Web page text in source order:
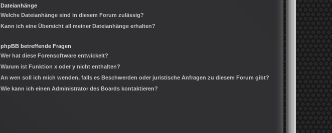
Dateianhänge
Welche Dateianhänge sind in diesem Forum zulässig?
Kann ich eine Übersicht all meiner Dateianhänge erhalten?
phpBB betreffende Fragen
Wer hat diese Forensoftware entwickelt?
Warum ist Funktion x oder y nicht enthalten?
An wen soll ich mich wenden, falls es Beschwerden oder juristische Anfragen zu diesem Forum gibt?
Wie kann ich einen Administrator des Boards kontaktieren?